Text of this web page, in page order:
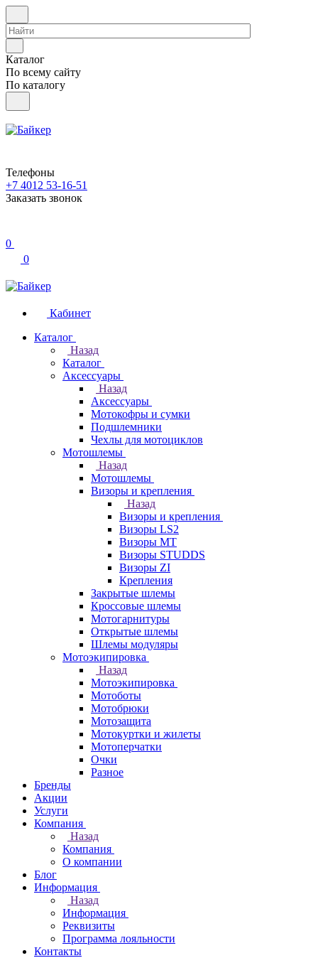
Каталог
По всему сайту
По каталогу
Телефоны
+7 4012 53-16-51
Заказать звонок
0
0
Кабинет
Каталог
Назад
Каталог
Аксессуары
Назад
Аксессуары
Мотокофры и сумки
Подшлемники
Чехлы для мотоциклов
Мотошлемы
Назад
Мотошлемы
Визоры и крепления
Назад
Визоры и крепления
Визоры LS2
Визоры MT
Визоры STUDDS
Визоры ZI
Крепления
Закрытые шлемы
Кроссовые шлемы
Мотогарнитуры
Открытые шлемы
Шлемы модуляры
Мотоэкипировка
Назад
Мотоэкипировка
Мотоботы
Мотобрюки
Мотозащита
Мотокуртки и жилеты
Мотоперчатки
Очки
Разное
Бренды
Акции
Услуги
Компания
Назад
Компания
О компании
Блог
Информация
Назад
Информация
Реквизиты
Программа лояльности
Контакты